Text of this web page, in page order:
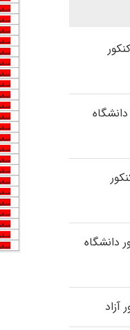
دانشگاه
آزاد